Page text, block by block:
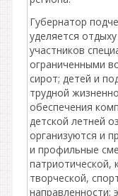
Губернатор
уделяется
участников
ограниченными
сирот; детей и
трудной
обеспечения
детской летней
организуются и
и профильные
патриотической,
творческой,
направленности;